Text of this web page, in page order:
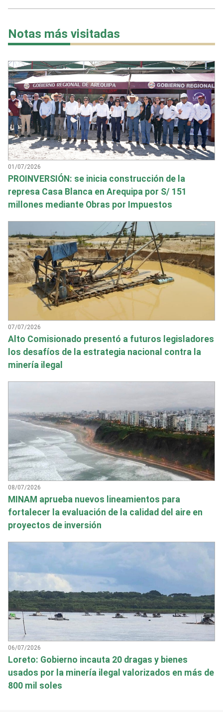
Notas más visitadas
01/07/2026
PROINVERSIÓN: se inicia construcción de la
represa Casa Blanca en Arequipa por S/ 151
millones mediante Obras por Impuestos
07/07/2026
Alto Comisionado presentó a futuros legisladores
los desafíos de la estrategia nacional contra la
minería ilegal
08/07/2026
MINAM aprueba nuevos lineamientos para
fortalecer la evaluación de la calidad del aire en
proyectos de inversión
06/07/2026
Loreto: Gobierno incauta 20 dragas y bienes
usados por la minería ilegal valorizados en más de
800 mil soles